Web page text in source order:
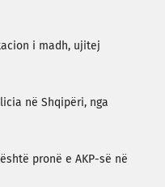
i madh, ujitej
në Shqipëri, nga
pronë e AKP-së në